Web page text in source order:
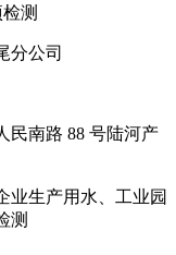
测
分公司
民南路 88 号陆河产
业生产用水、工业园
测